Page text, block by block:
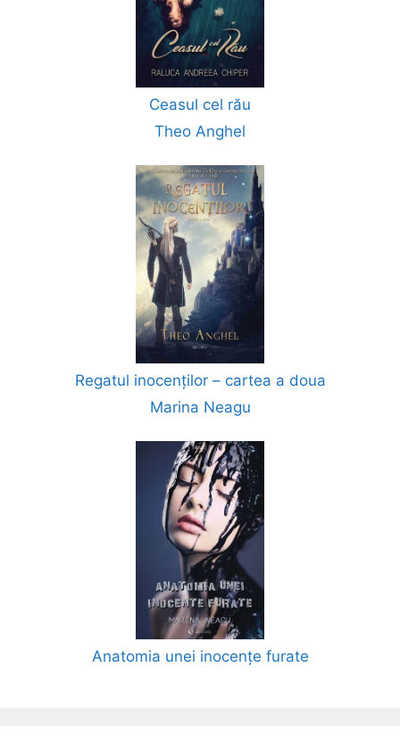
Ceasul cel rău
Theo Anghel
Regatul inocenților – cartea a doua
Marina Neagu
Anatomia unei inocențe furate